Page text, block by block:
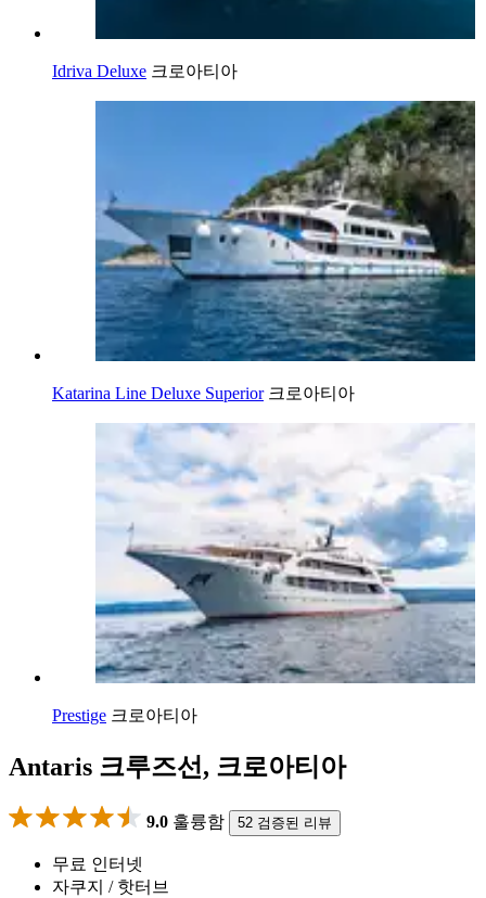
Idriva Deluxe 크로아티아
Katarina Line Deluxe Superior 크로아티아
Prestige 크로아티아
Antaris 크루즈선, 크로아티아
9.0 훌륭함 52 검증된 리뷰
무료 인터넷
자쿠지 / 핫터브